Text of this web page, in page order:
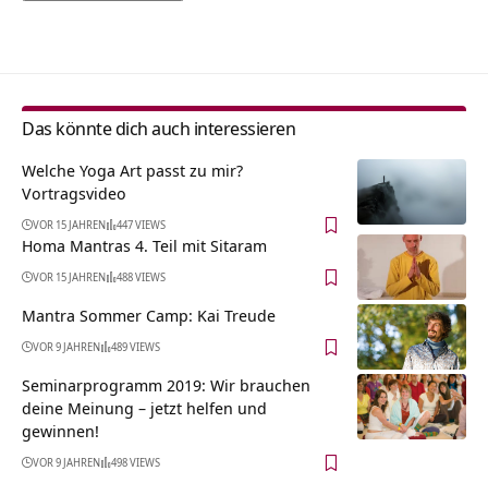
Das könnte dich auch interessieren
Welche Yoga Art passt zu mir?
Vortragsvideo
VOR 15 JAHREN 447 VIEWS
Homa Mantras 4. Teil mit Sitaram
VOR 15 JAHREN 488 VIEWS
Mantra Sommer Camp: Kai Treude
VOR 9 JAHREN 489 VIEWS
Seminarprogramm 2019: Wir brauchen
deine Meinung – jetzt helfen und
gewinnen!
VOR 9 JAHREN 498 VIEWS